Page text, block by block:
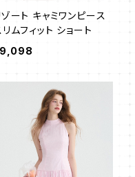
ゾート キャミワンピース
リムフィット ショート